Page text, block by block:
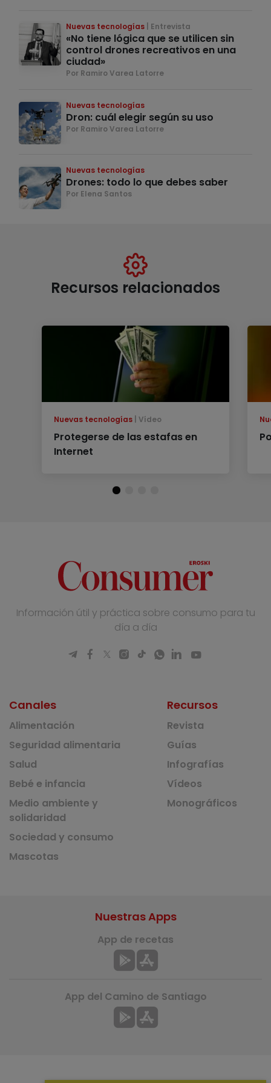
Nuevas tecnologías Entrevista
«No tiene lógica que se utilicen sin
control drones recreativos en una
ciudad»
Por Ramiro Varea Latorre
Nuevas tecnologías
Dron: cuál elegir según su uso
Por Ramiro Varea Latorre
Nuevas tecnologías
Drones: todo lo que debes saber
Por Elena Santos
Recursos relacionados
Nuevas tecnologías Vídeo
Protegerse de las estafas en
Internet
Información útil y práctica sobre consumo para tu
día a día
Canales
Alimentación
Seguridad alimentaria
Salud
Bebé e infancia
Medio ambiente y
solidaridad
Sociedad y consumo
Mascotas
Recursos
Revista
Guías
Infografías
Vídeos
Monográficos
Nuestras Apps
App de recetas
App del Camino de Santiago